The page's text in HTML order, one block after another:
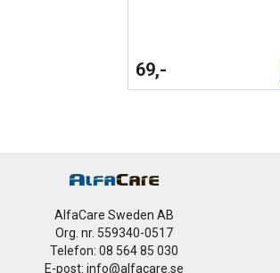
69,-
AlfaCare Sweden AB
Org. nr. 559340-0517
Telefon: 08 564 85 030
E-post: info@alfacare.se